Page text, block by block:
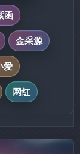
函
金采源
爱
网红